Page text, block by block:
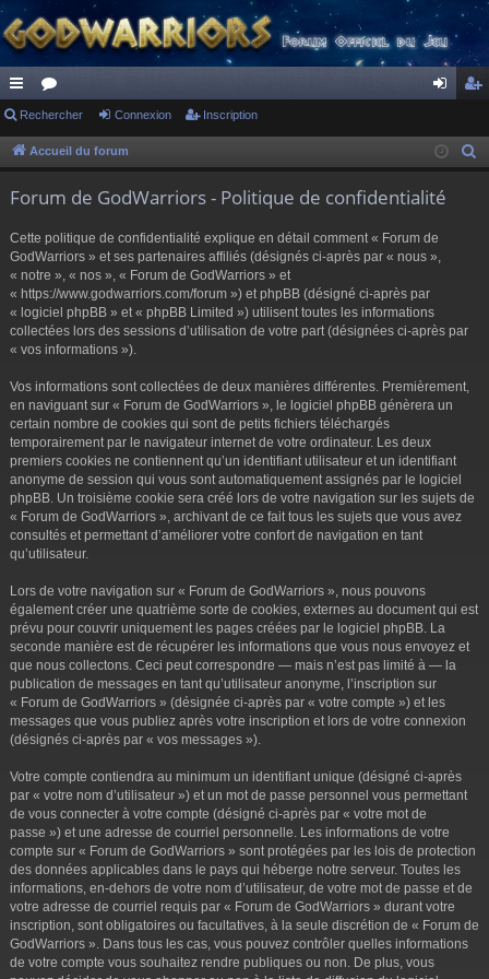
ac
co
s
or
u ne cri
Rechercher Connexion Inscription
Accueil du forum
Forum de GodWarriors - Politique de confidentialité
Cette politique de confidentialité explique en détail comment « Forum de
GodWarriors » et ses partenaires affiliés (désignés ci-après par « nous »,
« notre », « nos », « Forum de GodWarriors » et
« https://www.godwarriors.com/forum ») et phpBB (désigné ci-après par
« logiciel phpBB » et « phpBB Limited ») utilisent toutes les informations
collectées lors des sessions d’utilisation de votre part (désignées ci-après par
« vos informations »).
Vos informations sont collectées de deux manières différentes. Premièrement,
en naviguant sur « Forum de GodWarriors », le logiciel phpBB génèrera un
certain nombre de cookies qui sont de petits fichiers téléchargés
temporairement par le navigateur internet de votre ordinateur. Les deux
premiers cookies ne contiennent qu’un identifiant utilisateur et un identifiant
anonyme de session qui vous sont automatiquement assignés par le logiciel
phpBB. Un troisième cookie sera créé lors de votre navigation sur les sujets de
« Forum de GodWarriors », archivant de ce fait tous les sujets que vous avez
consultés et permettant d’améliorer votre confort de navigation en tant
qu’utilisateur.
Lors de votre navigation sur « Forum de GodWarriors », nous pouvons
également créer une quatrième sorte de cookies, externes au document qui est
prévu pour couvrir uniquement les pages créées par le logiciel phpBB. La
seconde manière est de récupérer les informations que vous nous envoyez et
que nous collectons. Ceci peut correspondre — mais n’est pas limité à — la
publication de messages en tant qu’utilisateur anonyme, l’inscription sur
« Forum de GodWarriors » (désignée ci-après par « votre compte ») et les
messages que vous publiez après votre inscription et lors de votre connexion
(désignés ci-après par « vos messages »).
Votre compte contiendra au minimum un identifiant unique (désigné ci-après
par « votre nom d’utilisateur ») et un mot de passe personnel vous permettant
de vous connecter à votre compte (désigné ci-après par « votre mot de
passe ») et une adresse de courriel personnelle. Les informations de votre
compte sur « Forum de GodWarriors » sont protégées par les lois de protection
des données applicables dans le pays qui héberge notre serveur. Toutes les
informations, en-dehors de votre nom d’utilisateur, de votre mot de passe et de
votre adresse de courriel requis par « Forum de GodWarriors » durant votre
inscription, sont obligatoires ou facultatives, à la seule discrétion de « Forum de
GodWarriors ». Dans tous les cas, vous pouvez contrôler quelles informations
de votre compte vous souhaitez rendre publiques ou non. De plus, vous